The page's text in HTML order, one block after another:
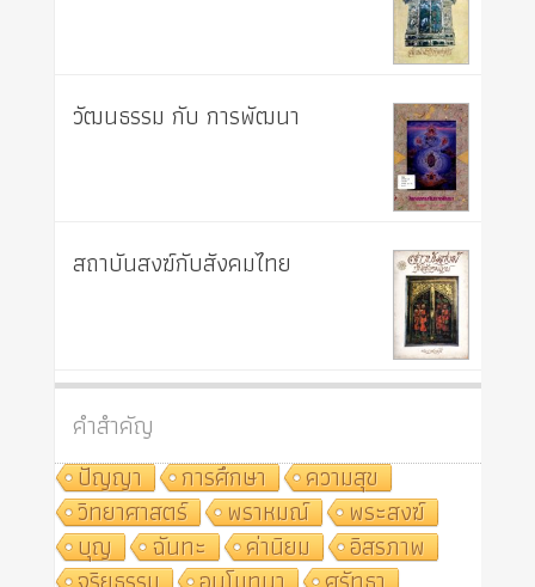
วัฒนธรรม กับ การพัฒนา
สถาบันสงฆ์กับสังคมไทย
คำสำคัญ
ปัญญา
การศึกษา
ความสุข
วิทยาศาสตร์
พราหมณ์
พระสงฆ์
บุญ
ฉันทะ ค่านิยม
อิสรภาพ